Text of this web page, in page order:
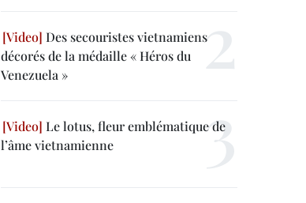
Des secouristes vietnamiens
décorés de la médaille « Héros du
Venezuela »
Le lotus, fleur emblématique de
l’âme vietnamienne